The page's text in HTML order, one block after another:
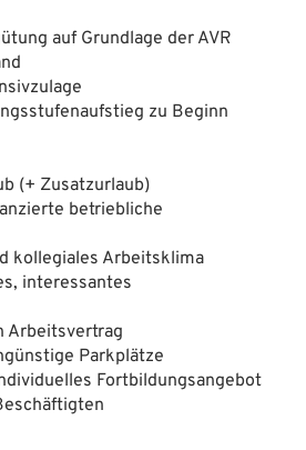
auf Grundlage der AVR
zu Beginn
(+ Zusatzurlaub)
betriebliche
kollegiales Arbeitsklima
interessantes
Arbeitsvertrag
Parkplätze
Fortbildungsangebot